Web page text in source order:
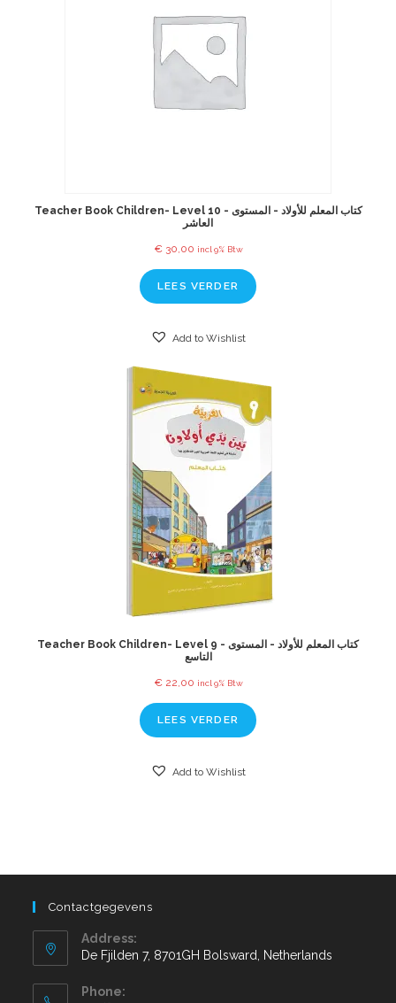
Teacher Book Children- Level 10 - كتاب المعلم للأولاد - المستوى
العاشر
€30,00 incl 9% Btw
LEES VERDER
Add to Wishlist
Teacher Book Children- Level 9 - كتاب المعلم للأولاد - المستوى
التاسع
€22,00 incl 9% Btw
LEES VERDER
Add to Wishlist
Contactgegevens
Address:
De Fjilden 7, 8701GH Bolsward, Netherlands
Phone: